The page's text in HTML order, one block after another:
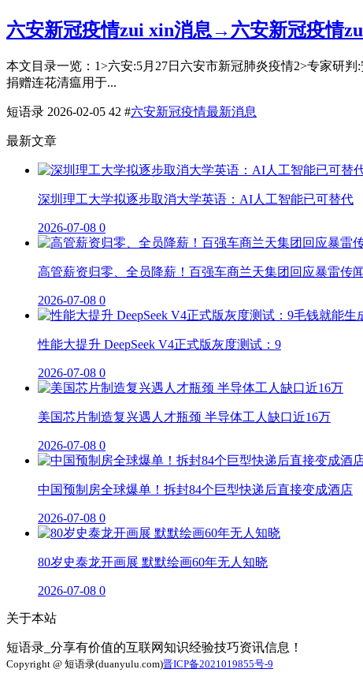
六安新冠疫情zui xin消息→六安新冠疫情
本文目录一览：1˃六安:5月27日六安市新冠肺炎疫情2˃专家研
捐赠连花清瘟用于...
短语录 2026-02-05 42 #六安新冠疫情最新消息
最新文章
深圳理工大学拟逐步取消大学英语：AI人工智能已可替代
2026-07-08 0
高管薪资归零、全员降薪！百强车商兰天集团回应暴雷传闻
2026-07-08 0
性能大提升 DeepSeek V4正式版灰度测试：9
2026-07-08 0
美国芯片制造复兴遇人才瓶颈 半导体工人缺口近16万
2026-07-08 0
中国预制房全球爆单！拆封84个巨型快递后直接变成酒店
2026-07-08 0
80岁史泰龙开画展 默默绘画60年无人知晓
2026-07-08 0
关于本站
短语录_分享有价值的互联网知识经验技巧资讯信息！
Copyright @ 短语录(duanyulu.com)晋ICP备2021019855号-9